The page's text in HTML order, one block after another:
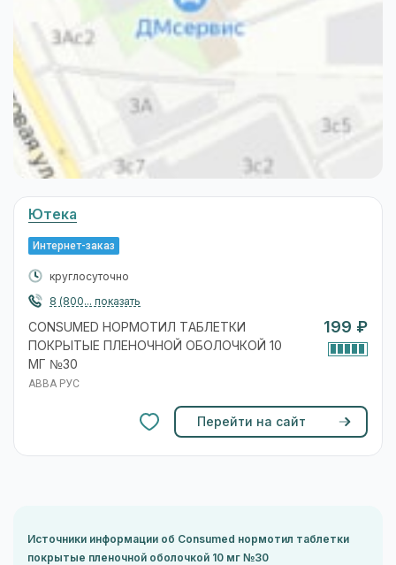
Ютека
Интернет-заказ
круглосуточно
8 (800... показать
CONSUMED НОРМОТИЛ ТАБЛЕТКИ
ПОКРЫТЫЕ ПЛЕНОЧНОЙ ОБОЛОЧКОЙ 10
МГ №30
АВВА РУС
199 ₽
Перейти на сайт
Источники информации об Consumed нормотил таблетки
покрытые пленочной оболочкой 10 мг №30